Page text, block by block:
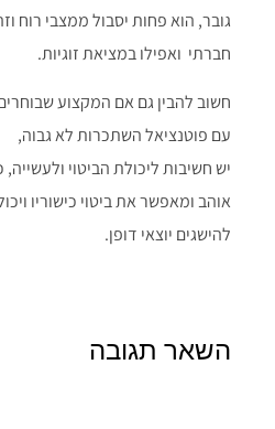
גובר, הוא פחות יסבול ממצבי רוח
חברתי ואפילו במציאת זוגיות.
חשוב להבין גם אם המקצוע
עם פוטנציאל השתכרות לא גבוה,
יש חשיבות ליכולת הביטוי
אוהב ומאפשר את ביטוי כישוריו
להישגים יוצאי דופן.
השאר תגובה